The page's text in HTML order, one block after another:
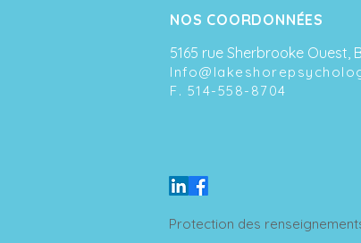
NOS COORDONNÉES
5165 rue Sherbrooke Ouest,
F. 514-558-8704
Protection des